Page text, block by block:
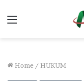
Menu
Home / HUKUM